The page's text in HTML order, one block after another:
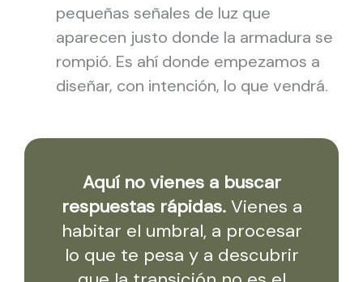
pequeñas señales de luz que
aparecen justo donde la armadura se
rompió. Es ahí donde empezamos a
diseñar, con intención, lo que vendrá.
Aquí no vienes a buscar
respuestas rápidas.Vienes a
habitar el umbral, a procesar
lo que te pesa y a descubrir